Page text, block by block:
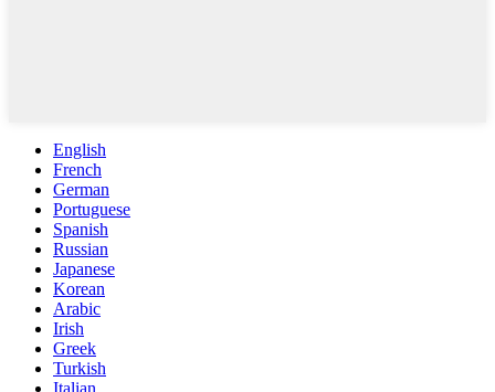
English
French
German
Portuguese
Spanish
Russian
Japanese
Korean
Arabic
Irish
Greek
Turkish